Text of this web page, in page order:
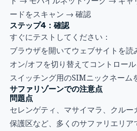
ードをスキャン → 確認
ステップ4：確認
すぐにテストしてください：
ブラウザを開いてウェブサイトを読
オン/オフを切り替えてコントロー
スイッチング用のSIMニックネーム
サファリゾーンでの注意点
問題点
セレンゲティ、マサイマラ、クルー
保護区など、多くのサファリエリア